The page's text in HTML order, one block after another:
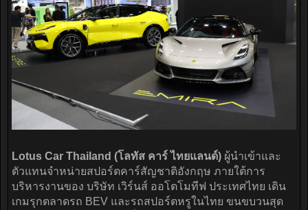
Lotus Car Thailand (โลทัส คาร์ ไทยแลนด์) ผู้นำเข้าและ
ตัวแทนจำหน่ายสปอร์ตคาร์สัญชาติอังกฤษ ภายใต้การ
บริหารงานของ บริษัท เวิร์นส์ ออโตโมทีฟ ประเทศไทย เดิน
เกมรุกตลาดรถ BEV และรถสปอร์ตหรูในไทย ขนขบวนสุด